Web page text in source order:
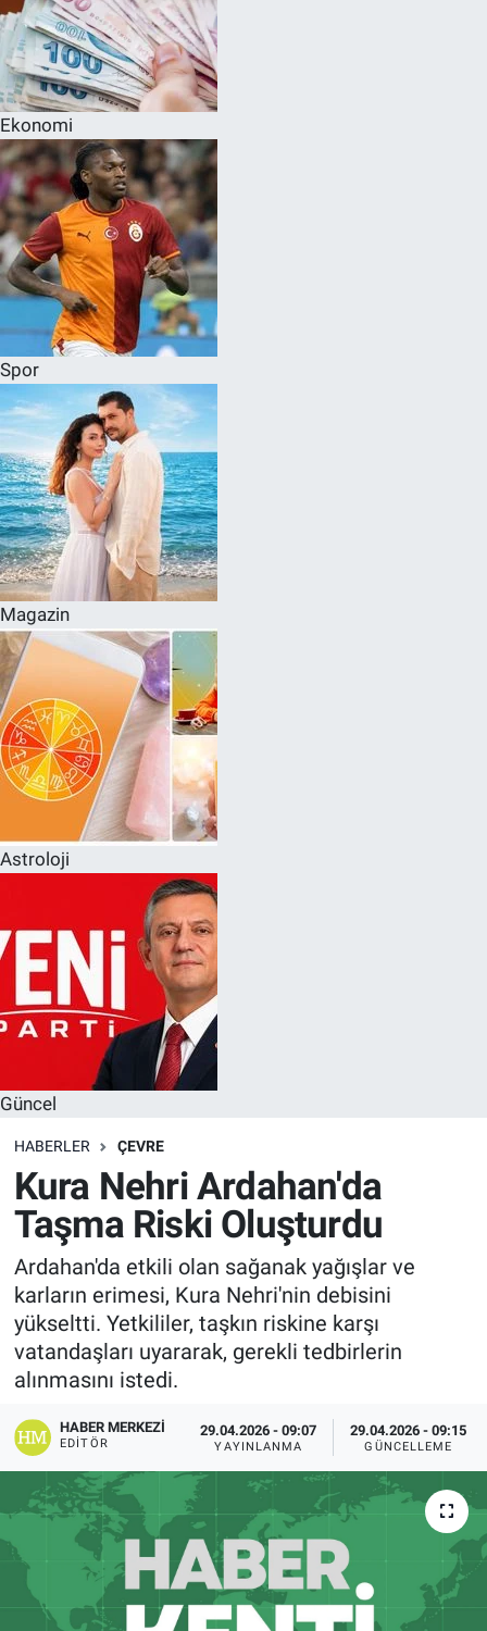
Ekonomi
Spor
Magazin
Astroloji
Güncel
HABERLER ÇEVRE
Kura Nehri Ardahan'da
Taşma Riski Oluşturdu
Ardahan'da etkili olan sağanak yağışlar ve
karların erimesi, Kura Nehri'nin debisini
yükseltti. Yetkililer, taşkın riskine karşı
vatandaşları uyararak, gerekli tedbirlerin
alınmasını istedi.
HABER MERKEZI
EDITÖR
29.04.2026 - 09:07
YAYINLANMA
29.04.2026 - 09:15
GÜNCELLEME